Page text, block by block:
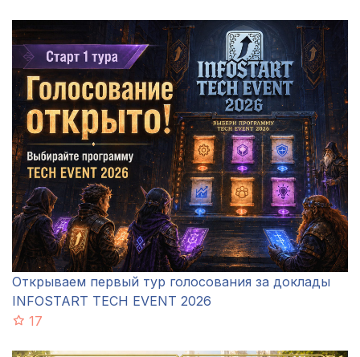
Открываем первый тур голосования за доклады
INFOSTART TECH EVENT 2026
17